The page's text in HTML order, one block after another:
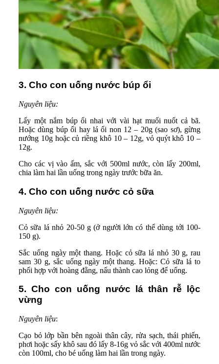
3. Cho con uống nước búp ổi
Nguyên liệu:
Lấy một nắm búp ổi nhai với vài hạt muối nuốt cả bã.
Hoặc dùng búp ổi hay lá ổi non 12 – 20g (sao sơ), gừng
nướng 10g hoặc củ riềng khô 10 – 12g, vỏ quýt khô 10 –
12g.
Cho các vị vào ấm, sắc với 500ml nước, còn lấy 200ml,
chia làm hai lần uống trong ngày trước bữa ăn.
4. Cho con uống nước cỏ sữa
Nguyên liệu:
Cỏ sữa lá nhỏ 20-50 g (ở người lớn có thể dùng tới 100-
150 g).
Sắc uống ngày một thang. Hoặc cỏ sữa lá nhỏ 30 g, rau
sam 30 g, sắc uống ngày một thang. Hoặc: Cỏ sữa lá to
phối hợp với hoàng đằng, nấu thành cao lỏng để uống.
5. Cho con uống nước lá thân rễ lộc
vừng
Nguyên liệu:
Cạo bỏ lớp bần bên ngoài thân cây, rửa sạch, thái phiến,
phơi hoặc sấy khô sau đó lấy 8-16g vỏ sắc với 400ml nước
còn 100ml, cho bé uống làm hai lần trong ngày.